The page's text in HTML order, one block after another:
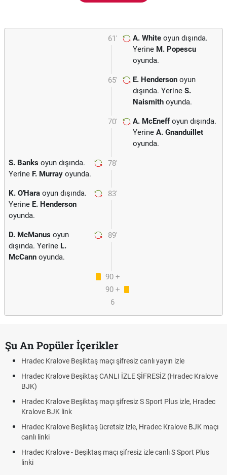
61' A. White oyun dışında.
Yerine M. Popescu
oyunda.
65' E. Henderson oyun
dışında. Yerine S.
Naismith oyunda.
70' A. McEneffoyun dışında.
Yerine A. Gnanduillet
oyunda.
78'
S. Banks oyun dışında.
Yerine F. Murray oyunda.
83'
K. O'Hara oyun dışında.
Yerine E. Henderson
oyunda.
89'
D. McManus oyun
dışında. Yerine L.
McCann oyunda.
90 +
3
90 +
6
Şu An Popüler İçerikler
Hradec Kralove Beşiktaş maçı şifresiz canlı yayın izle
Hradec Kralove Beşiktaş CANLI İZLE ŞİFRESİZ (Hradec Kralove
BJK)
Hradec Kralove Beşiktaş maçı şifresiz S Sport Plus izle, Hradec
Kralove BJK link
Hradec Kralove Beşiktaş ücretsiz izle, Hradec Kralove BJK maçı
canlı linki
Hradec Kralove - Beşiktaş maçı şifresiz izle canlı S Sport Plus
linki